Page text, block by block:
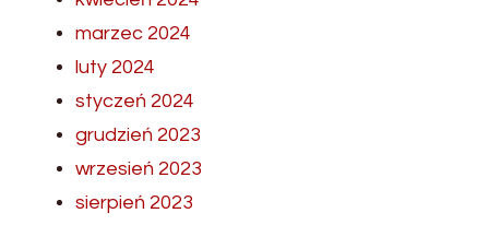
marzec 2024
luty 2024
styczeń 2024
grudzień 2023
wrzesień 2023
sierpień 2023